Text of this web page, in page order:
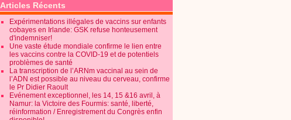
Articles Récents
Expérimentations illégales de vaccins sur enfants
cobayes en Irlande: GSK refuse honteusement
d'indemniser!
Une vaste étude mondiale confirme le lien entre
les vaccins contre la COVID-19 et de potentiels
problèmes de santé
La transcription de l’ARNm vaccinal au sein de
l’ADN est possible au niveau du cerveau, confirme
le Pr Didier Raoult
Evénement exceptionnel, les 14, 15 &16 avril, à
Namur: la Victoire des Fourmis: santé, liberté,
réinformation / Enregistrement du Congrès enfin